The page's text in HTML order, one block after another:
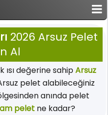
2026 Arsuz Pelet
Al
ısı değerine sahipArsuz
pelet alabileceğiniz
anında pelet
peletne kadar?